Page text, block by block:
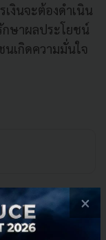
งินจะต้องดำเนิน
กษาผลประโยชน์
เกิดความมั่นใจ
×